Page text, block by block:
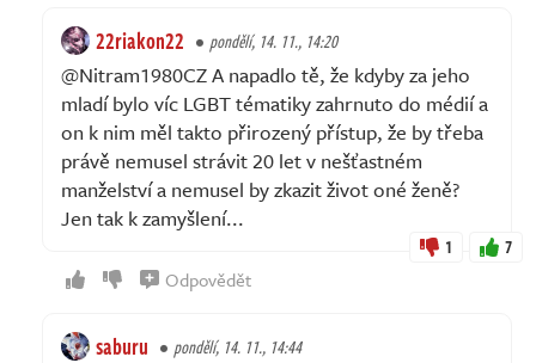
22riakon22 pondělí, 14. 11., 14:20
@Nitram1980CZ A napadlo tě, že kdyby za jeho
mladí bylo víc LGBT tématiky zahrnuto do médií a
on k nim měl takto přirozený přístup, že by třeba
právě nemusel strávit 20 let v nešťastném
manželství a nemusel by zkazit život oné ženě?
Jen tak k zamyšlení...
1 7
Odpovědět
saburu pondělí, 14. 11., 14:44